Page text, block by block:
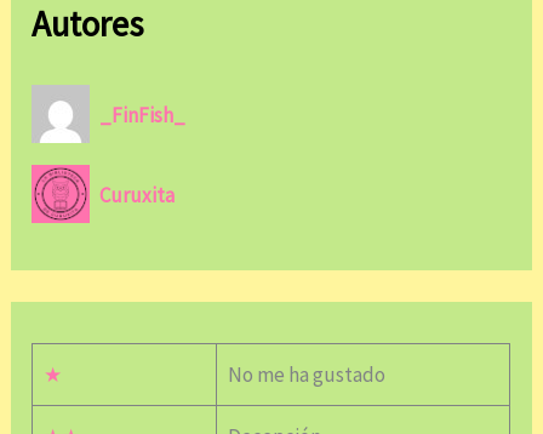
Autores
_FinFish_
Curuxita
★ No me ha gustado